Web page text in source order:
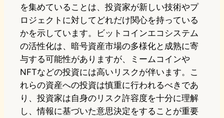
を集めていることは、投資家が新しい技術やプ
ロジェクトに対してどれだけ関心を持っている
かを示しています。ビットコインエコシステム
の活性化は、暗号資産市場の多様化と成熟に寄
与する可能性がありますが、ミームコインや
NFTなどの投資には高いリスクが伴います。こ
れらの資産への投資は慎重に行われるべきであ
り、投資家は自身のリスク許容度を十分に理解
し、情報に基づいた意思決定をすることが重要